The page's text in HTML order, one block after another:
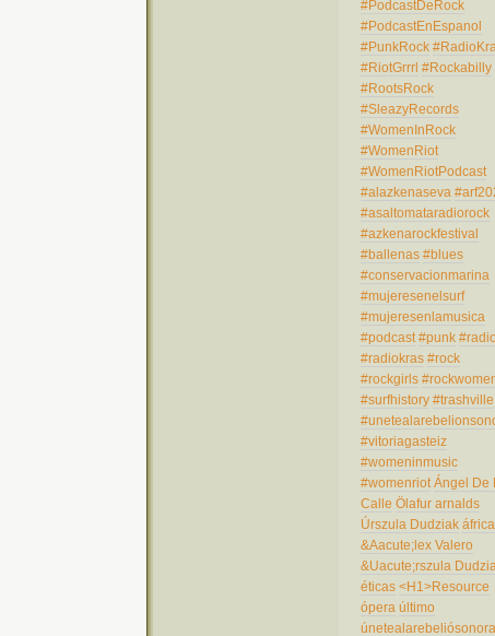
#PodcastDeRock
#PodcastEnEspanol
#PunkRock
#RiotGrrrl #Rockabilly
#RootsRock
#SleazyRecords
#WomenInRock
#WomenRiot
#WomenRiotPodcast
#alazkenaseva
#asaltomataradiorock
#azkenarockfestival
#ballenas #blues
#conservacionmarina
#mujeresenelsurf
#mujeresenlamusica
#podcast #punk #radio
#radiokras #rock
#rockgirls
#surfhistory #trashville
#vitoriagasteiz
#womeninmusic
#womenriot Ángel De
Calle Ölafur arnalds
Úrszula Dudziak áfrica
&Aacute;lex Valero
&Uacute;rszula
éticas <H1>Resource
ópera último
únetealarebeliósonora